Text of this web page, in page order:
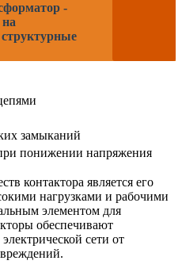
-
структурные
замыканий
понижении напряжения
контактора является его
нагрузками и рабочими
элементом для
обеспечивают
сети от